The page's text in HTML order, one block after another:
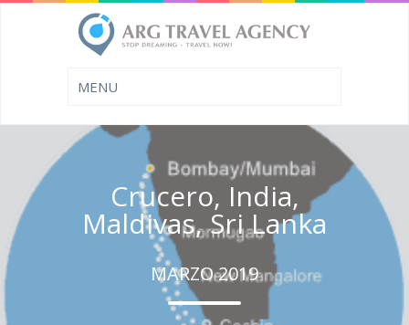
Crucero, India,
Maldivas, Sri Lanka
MARZO 2019